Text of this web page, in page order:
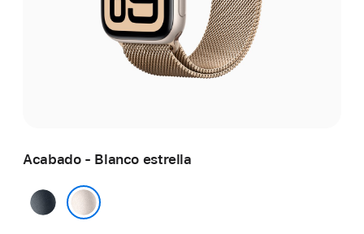
Acabado - Blanco estrella
Medianoche